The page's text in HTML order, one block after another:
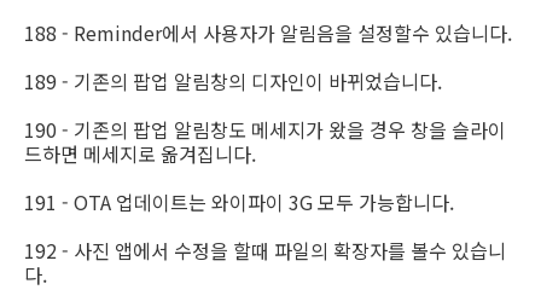
188 - Reminder에서 사용자가 알림음을 설정할수 있습니다.
189 - 기존의 팝업 알림창의 디자인이 바뀌었습니다.
190 - 기존의 팝업 알림창도 메세지가 왔을 경우 창을 슬라이
드하면 메세지로 옮겨집니다.
191 - OTA 업데이트는 와이파이 3G 모두 가능합니다.
192 - 사진 앱에서 수정을 할때 파일의 확장자를 볼수 있습니
다.